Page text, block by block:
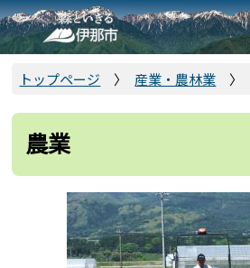
こ
の
ペ
の
頭
トップページ 産業・農林業
農業